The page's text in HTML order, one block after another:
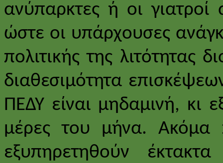
ανύπαρκτες ή οι γιατροί
ώστε οι υπάρχουσες
πολιτικής της λιτότητας
διαθεσιμότητα
ΠΕΔΥ είναι μηδαμινή, κι
μέρες του μήνα. Ακόμα
εξυπηρετηθούν